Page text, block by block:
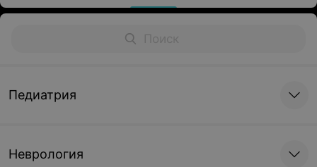
Педиатрия
Неврология